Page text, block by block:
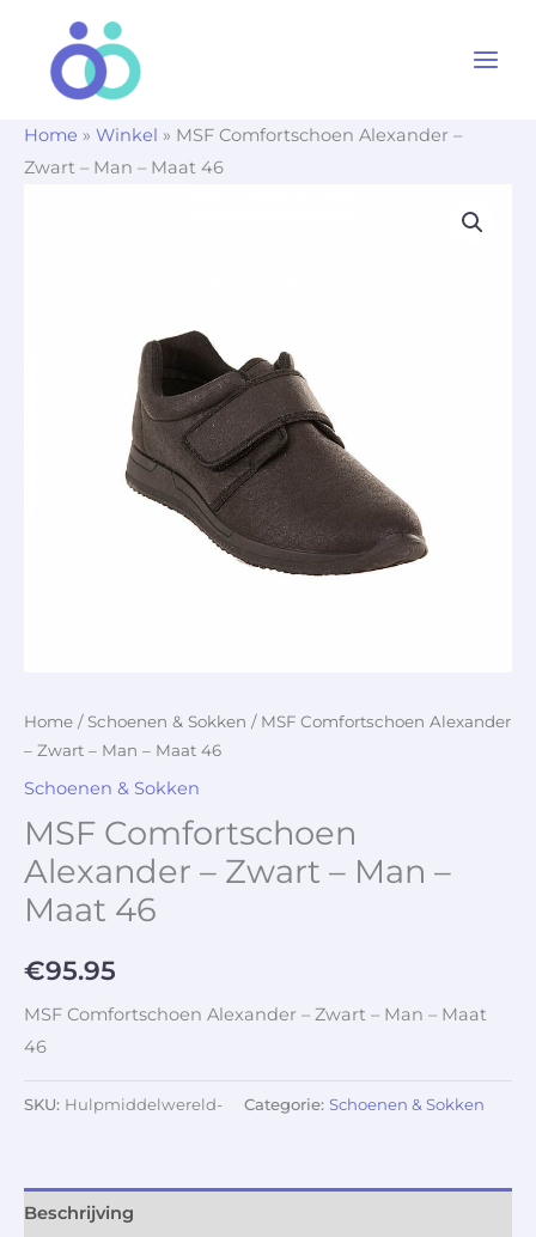
Home » Winkel » MSF Comfortschoen Alexander –
Zwart – Man – Maat 46
Home / Schoenen & Sokken / MSF Comfortschoen Alexander
– Zwart – Man – Maat 46
Schoenen & Sokken
MSF Comfortschoen
Alexander – Zwart – Man –
Maat 46
€95.95
MSF Comfortschoen Alexander – Zwart – Man – Maat
46
SKU: Hulpmiddelwereld- Categorie: Schoenen & Sokken
Beschrijving